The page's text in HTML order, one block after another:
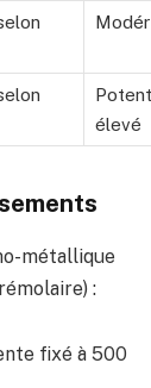
élevé
métallique
:
fixé à 500